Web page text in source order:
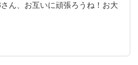
ん、お互いに頑張ろうね！お大